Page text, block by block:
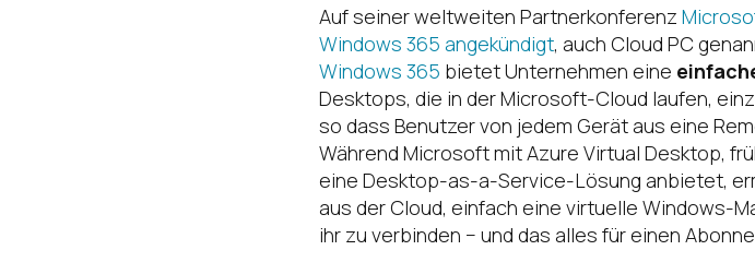
Auf seiner weltweiten Partnerkonferenz
Windows 365 angekündigt, auch Cloud PC
Windows 365 bietet Unternehmen eine
Desktops, die in der Microsoft-Cloud laufen,
so dass Benutzer von jedem Gerät aus eine
Während Microsoft mit Azure Virtual Desktop,
eine Desktop-as-a-Service-Lösung anbietet,
aus der Cloud, einfach eine virtuelle Windows-
ihr zu verbinden − und das alles für einen